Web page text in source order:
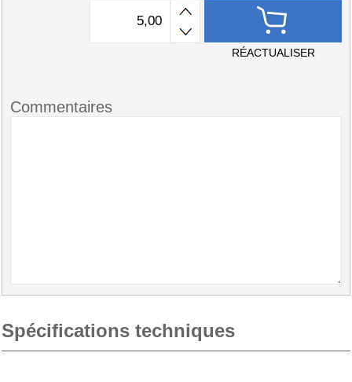
RÉACTUALISER
Commentaires
Spécifications techniques